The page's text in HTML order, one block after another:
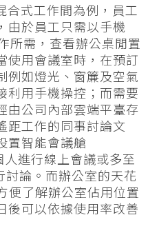
式工作間為例，員工
由於員工只需以手機
所需，查看辦公桌閒置
使用會議室時，在預訂
例如燈光、窗簾及空氣
利用手機操控；而需要
由公司內部雲端平臺存
距工作的同事討論文
置智能會議艙
進行線上會議或多至
論。而辦公室的天花
便了解辦公室佔用位置
後可以依據使用率改善